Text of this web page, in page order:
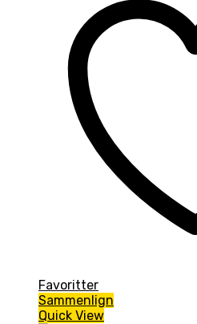
Favoritter
Sammenlign
Quick View